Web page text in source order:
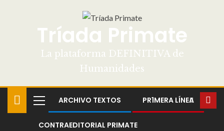
Tríada Primate
La plataforma DEFINITIVA de
Humanidades
ARCHIVO TEXTOS PR1MERA LÍNEA
CONTRAEDITORIAL PRIMATE